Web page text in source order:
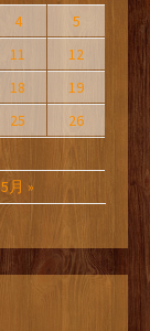
5月 »
4
5
11
12
18
19
25
26